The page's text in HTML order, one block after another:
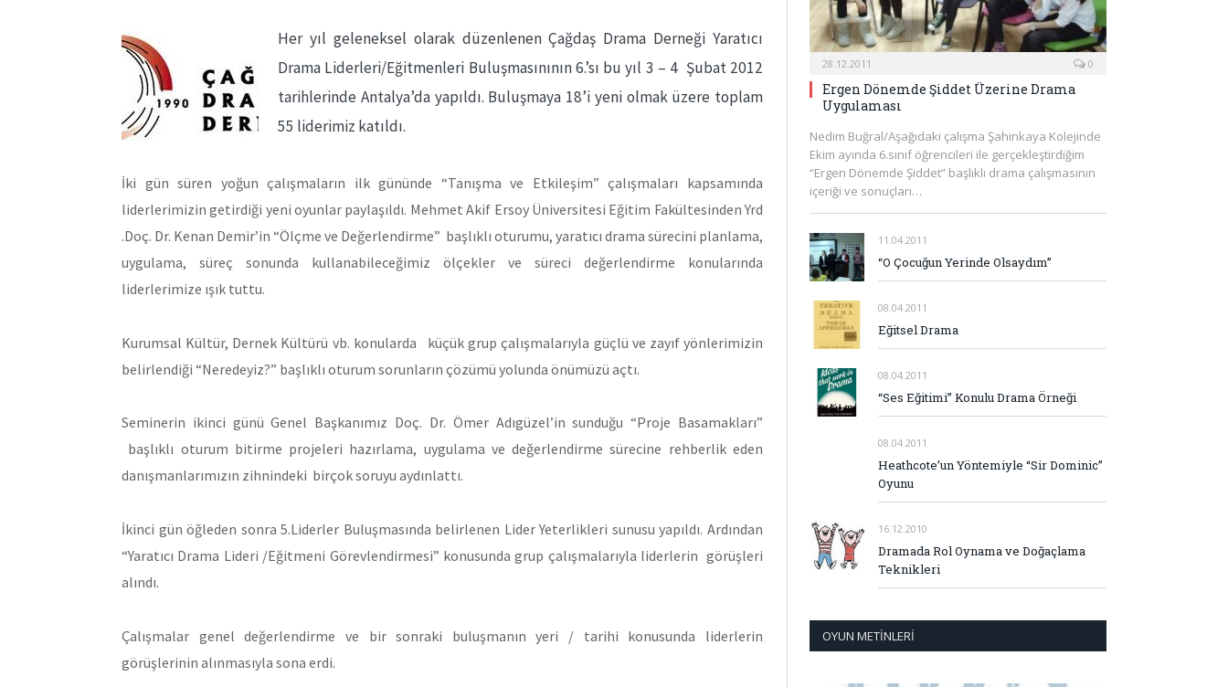
Her yıl geleneksel olarak düzenlenen Çağdaş Drama Derneği Yaratıcı
Drama Liderleri/Eğitmenleri Buluşmasınının 6.’sı bu yıl 3 – 4 Şubat 2012
tarihlerinde Antalya’da yapıldı. Buluşmaya 18’i yeni olmak üzere toplam
55 liderimiz katıldı.
İki gün süren yoğun çalışmaların ilk gününde “Tanışma ve Etkileşim” çalışmaları kapsamında
liderlerimizin getirdiği yeni oyunlar paylaşıldı. Mehmet Akif Ersoy Üniversitesi Eğitim Fakültesinden Yrd
.Doç. Dr. Kenan Demir’in “Ölçme ve Değerlendirme” başlıklı oturumu, yaratıcı drama sürecini planlama,
uygulama, süreç sonunda kullanabileceğimiz ölçekler ve süreci değerlendirme konularında
liderlerimize ışık tuttu.
Kurumsal Kültür, Dernek Kültürü vb. konularda küçük grup çalışmalarıyla güçlü ve zayıf yönlerimizin
belirlendiği “Neredeyiz?” başlıklı oturum sorunların çözümü yolunda önümüzü açtı.
Seminerin ikinci günü Genel Başkanımız Doç. Dr. Ömer Adıgüzel’in sunduğu “Proje Basamakları”
başlıklı oturum bitirme projeleri hazırlama, uygulama ve değerlendirme sürecine rehberlik eden
danışmanlarımızın zihnindeki birçok soruyu aydınlattı.
İkinci gün öğleden sonra 5.Liderler Buluşmasında belirlenen Lider Yeterlikleri sunusu yapıldı. Ardından
“Yaratıcı Drama Lideri /Eğitmeni Görevlendirmesi” konusunda grup çalışmalarıyla liderlerin görüşleri
alındı.
Çalışmalar genel değerlendirme ve bir sonraki buluşmanın yeri / tarihi konusunda liderlerin
görüşlerinin alınmasıyla sona erdi.
28.12.2011 0
Ergen Dönemde Şiddet Üzerine Drama
Uygulaması
Nedim Buğral/Aşağıdaki çalışma Şahinkaya Kolejinde
Ekim ayında 6.sınıf öğrencileri ile gerçekleştirdiğim
“Ergen Dönemde Şiddet” başlıklı drama çalışmasının
içeriği ve sonuçları…
11.04.2011
“O Çocuğun Yerinde Olsaydım”
08.04.2011
Eğitsel Drama
08.04.2011
“Ses Eğitimi” Konulu Drama Örneği
08.04.2011
Heathcote’un Yöntemiyle “Sir Dominic”
Oyunu
16.12.2010
Dramada Rol Oynama ve Doğaçlama
Teknikleri
OYUN METINLERI